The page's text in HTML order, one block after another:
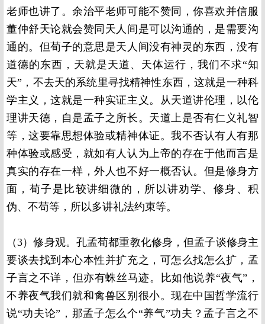
老师也讲了。余治平老师可能不赞同，你喜欢并信服
董仲舒天论就会赞同天人间是可以沟通的，是需要沟
通的。但荀子的意思是天人间没有神灵的东西，没有
道德的东西，天就是天道、天体运行，我们不求“知
天”，不去天的系统里寻找精神性东西，这就是一种科
学主义，这就是一种实证主义。从天道讲伦理，以伦
理讲天德，自是孟子之所长。天道上是否有仁义礼智
等，这要靠思想体验或精神体证。我不否认有人有那
种体验或感受，就如有人认为上帝的存在于他而言是
真实的存在一样，外人也不好一概否认。但是修身方
面，荀子是比较讲细微的，所以讲劝学、修身、积
伪、不苟等，所以多讲礼法约束等。
（3）修身观。孔孟荀都重教化修身，但孟子谈修身主
要谈去找到本心本性并扩充之，可怎么找怎么扩，孟
子言之不详，但亦有蛛丝马迹。比如他说养“夜气”，
不养夜气我们就和禽兽区别很小。现在中国哲学流行
说“功夫论”，那孟子怎么个“养气”功夫？孟子言之不